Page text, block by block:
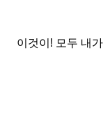
이것이! 모두 내